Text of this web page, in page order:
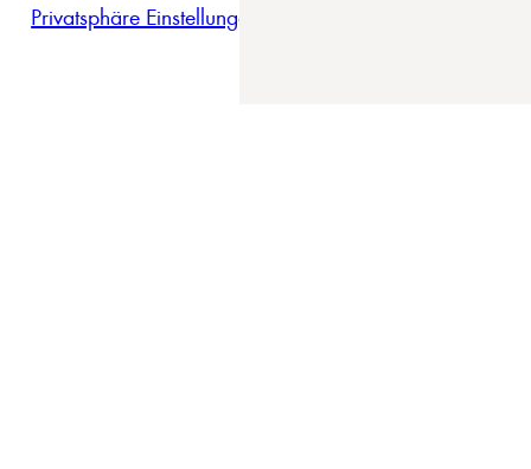
Privatsphäre Einstellungen